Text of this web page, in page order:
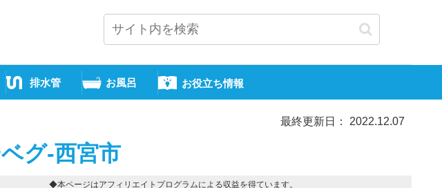
排水管 お風呂 お役立ち情報
最終更新日： 2022.12.07
グ-西宮市
◆本ページはアフィリエイトプログラムによる収益を得ています。